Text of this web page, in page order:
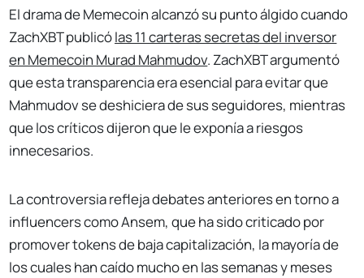
El drama de Memecoin alcanzó su punto álgido cuando
ZachXBT publicólas 11 carteras secretas del inversor
en Memecoin Murad Mahmudov. ZachXBT argumentó
que esta transparencia era esencial para evitar que
Mahmudov se deshiciera de sus seguidores, mientras
que los críticos dijeron que le exponía a riesgos
innecesarios.
La controversia refleja debates anteriores en torno a
influencers como Ansem, que ha sido criticado por
promover tokens de baja capitalización, la mayoría de
los cuales han caído mucho en las semanas y meses